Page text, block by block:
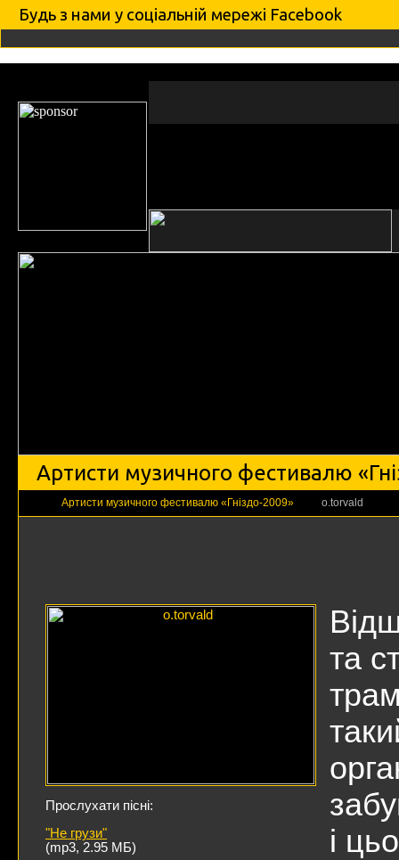
Будь з нами у соцiальнiй мережi Facebook
Артисти музичного фестивалю
Артисти музичного фестивалю «Гніздо-2009» о.torvald
Прослухати пісні:
"Не грузи"
(mp3, 2.95 МБ)
та
і